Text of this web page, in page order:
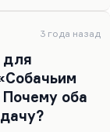
Во
люди,
3 года назад
для
оба